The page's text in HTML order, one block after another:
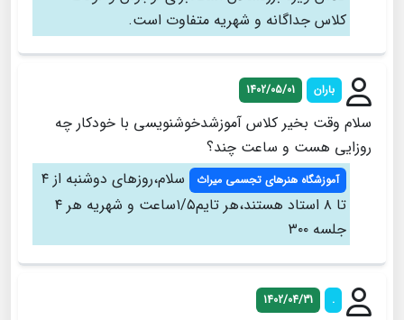
کلاس جداگانه و شهریه متفاوت است.
باران 1402/05/01
سلام وقت بخیر کلاس آموزشدخوشنویسی با خودکار چه
روزایی هست و ساعت چند؟
آموزشگاه هنرهای تجسمی میراث
سلام،روزهای دوشنبه از ۴
تا ۸ استاد هستند،هر تایم۱/۵ساعت و شهریه هر ۴
جلسه ۳۰۰
.
1402/04/31